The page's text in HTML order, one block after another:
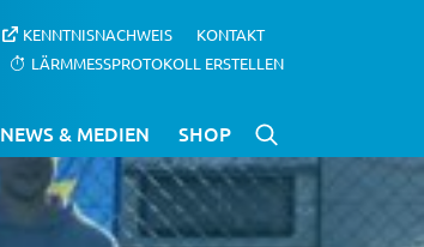
KENNTNISNACHWEIS
KONTAKT
LÄRMMESSPROTOKOLL ERSTELLEN
NEWS & MEDIEN SHOP